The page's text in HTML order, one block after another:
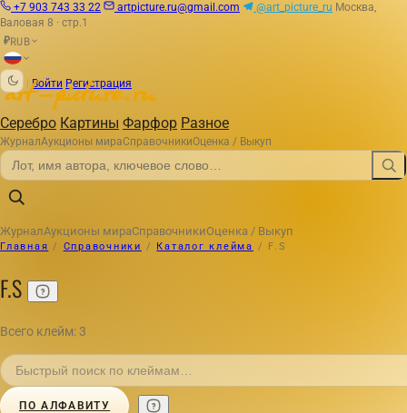
+7 903 743 33 22 artpicture.ru@gmail.com @art_picture_ru Москва,
Валовая 8 · стр.1
₽RUB
Войти Регистрация
Серебро Картины Фарфор Разное
ЖурналАукционы мираСправочникиОценка / Выкуп
ЖурналАукционы мираСправочникиОценка / Выкуп
Главная / Справочники / Каталог клейма / F.S
F.S
Всего клейм: 3
ПО АЛФАВИТУ